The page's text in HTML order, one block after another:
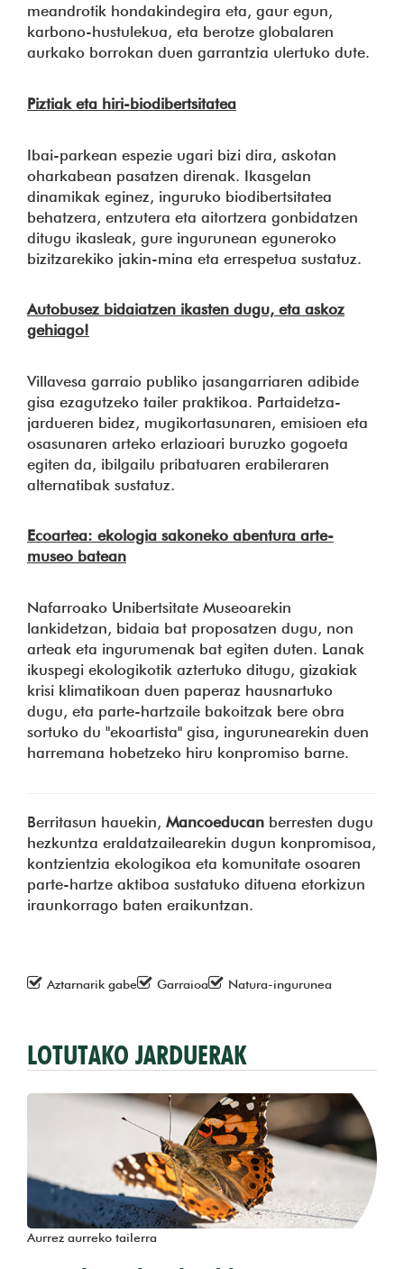
meandrotik hondakindegira eta, gaur egun,
karbono-hustulekua, eta berotze globalaren
aurkako borrokan duen garrantzia ulertuko dute.
Piztiak eta hiri-biodibertsitatea
Ibai-parkean espezie ugari bizi dira, askotan
oharkabean pasatzen direnak. Ikasgelan
dinamikak eginez, inguruko biodibertsitatea
behatzera, entzutera eta aitortzera gonbidatzen
ditugu ikasleak, gure ingurunean eguneroko
bizitzarekiko jakin-mina eta errespetua sustatuz.
Autobusez bidaiatzen ikasten dugu, eta askoz
gehiago!
Villavesa garraio publiko jasangarriaren adibide
gisa ezagutzeko tailer praktikoa. Partaidetza-
jardueren bidez, mugikortasunaren, emisioen eta
osasunaren arteko erlazioari buruzko gogoeta
egiten da, ibilgailu pribatuaren erabileraren
alternatibak sustatuz.
Ecoartea: ekologia sakoneko abentura arte-
museo batean
Nafarroako Unibertsitate Museoarekin
lankidetzan, bidaia bat proposatzen dugu, non
arteak eta ingurumenak bat egiten duten. Lanak
ikuspegi ekologikotik aztertuko ditugu, gizakiak
krisi klimatikoan duen paperaz hausnartuko
dugu, eta parte-hartzaile bakoitzak bere obra
sortuko du "ekoartista" gisa, ingurunearekin duen
harremana hobetzeko hiru konpromiso barne.
Berritasun hauekin, Mancoeducan berresten dugu
hezkuntza eraldatzailearekin dugun konpromisoa,
kontzientzia ekologikoa eta komunitate osoaren
parte-hartze aktiboa sustatuko dituena etorkizun
iraunkorrago baten eraikuntzan.
Aztarnarik gabe Garraioa Natura-ingurunea
LOTUTAKO JARDUERAK
Aurrez aurreko tailerra